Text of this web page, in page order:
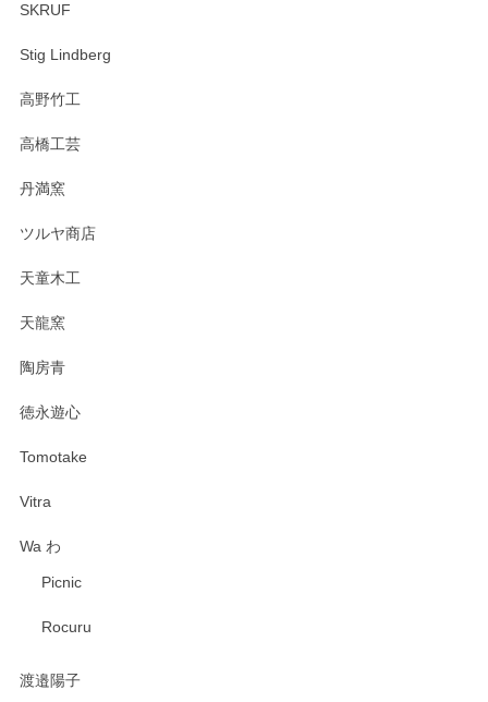
SKRUF
Stig Lindberg
高野竹工
高橋工芸
丹満窯
ツルヤ商店
天童木工
天龍窯
陶房青
徳永遊心
Tomotake
Vitra
Wa わ
Picnic
Rocuru
渡邉陽子